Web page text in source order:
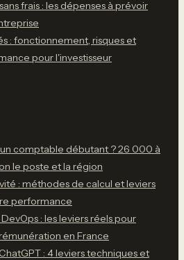
frais : les dépenses à prévoir
: fonctionnement, risques et
pour l'investisseur
comptable débutant ? 26 000 à
le poste et la région
: méthodes de calcul et leviers
performance
: les leviers réels pour
en France
: 4 leviers techniques et